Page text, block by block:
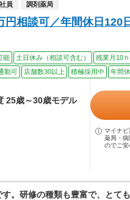
員 調剤薬局
円相談可／年間休日
能 土日休み（相談可含む） 残業月10
勤可 店舗数30以上 積極採用中 年間
25歳～30歳モデル
マイナビ
薬局・
のでご安
。研修の種類も豊富で、とて